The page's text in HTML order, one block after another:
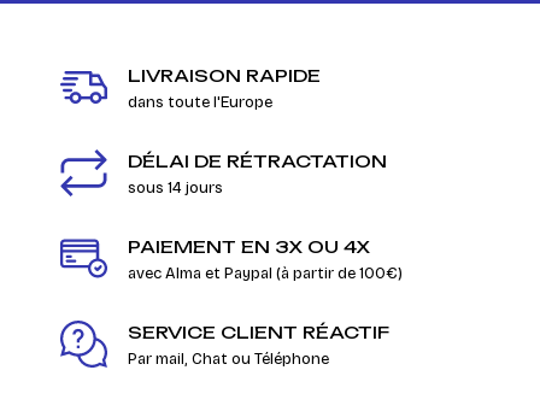
LIVRAISON RAPIDE
dans toute l'Europe
DÉLAI DE RÉTRACTATION
sous 14 jours
PAIEMENT EN 3X OU 4X
avec Alma et Paypal (à partir de 100€)
SERVICE CLIENT RÉACTIF
Par mail, Chat ou Téléphone